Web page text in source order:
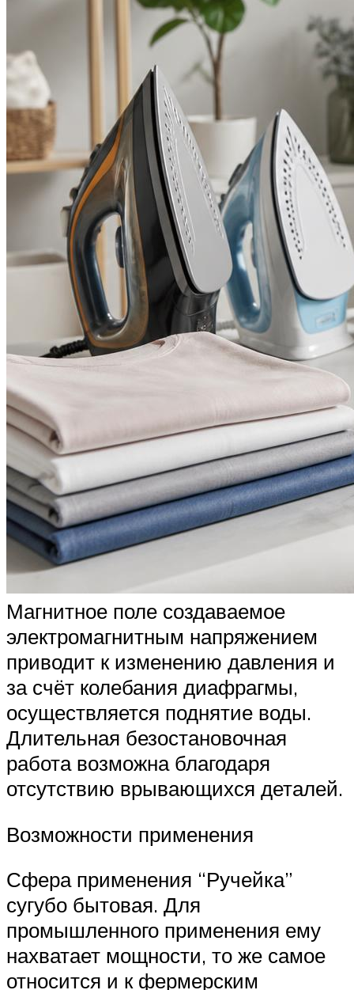
Магнитное поле создаваемое
электромагнитным напряжением
приводит к изменению давления и
за счёт колебания диафрагмы,
осуществляется поднятие воды.
Длительная безостановочная
работа возможна благодаря
отсутствию врывающихся деталей.
Возможности применения
Сфера применения “Ручейка”
сугубо бытовая. Для
промышленного применения ему
нахватает мощности, то же самое
относится и к фермерским